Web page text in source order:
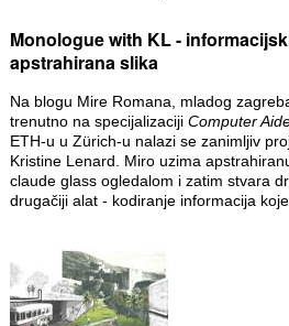
Monologue with KL -
apstrahirana slika
Na blogu Mire Romana, mladog
trenutno na specijalizaciji Computer
ETH-u u Zürich-u nalazi se zanimljiv
Kristine Lenard. Miro uzima
claude glass ogledalom i zatim stvara
drugačiji alat - kodiranje informacija